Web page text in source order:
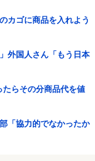
カゴに商品を入れよう
外国人さん「もう日本
らその分商品代を値
「協力的でなかったか